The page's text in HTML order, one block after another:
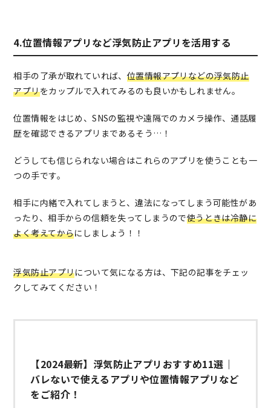
4.位置情報アプリなど浮気防止アプリを活用する
相手の了承が取れていれば、 位置情報アプリなどの浮気防止
アプリをカップルで入れてみるのも良いかもしれません。
位置情報をはじめ、SNSの監視や遠隔でのカメラ操作、通話履
歴を確認できるアプリまであるそう…！
どうしても信じられない場合はこれらのアプリを使うことも一
つの手です。
相手に内緒で入れてしまうと、違法になってしまう可能性があ
ったり、相手からの信頼を失ってしまうので使うときは冷静に
よく考えてからにしましょう！！
浮気防止アプリについて気になる方は、下記の記事をチェッ
クしてみてください！
【2024最新】浮気防止アプリおすすめ11選｜
バレないで使えるアプリや位置情報アプリなど
をご紹介！